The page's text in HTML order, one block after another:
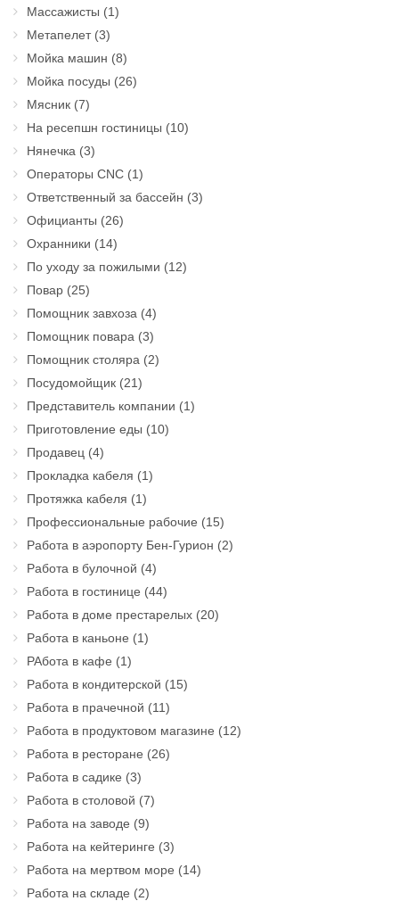
Массажисты (1)
Метапелет(3)
Мойка машин (8)
Мойка посуды (26)
Мясник (7)
На ресепшн гостиницы (10)
Нянечка (3)
Операторы CNC (1)
Ответственный за бассейн (3)
Официанты (26)
Охранники (14)
По уходу за пожилыми (12)
Повар (25)
Помощник завхоза (4)
Помощник повара (3)
Помощник столяра (2)
Посудомойщик (21)
Представитель компании (1)
Приготовление еды (10)
Продавец (4)
Прокладка кабеля (1)
Протяжка кабеля (1)
Профессиональные рабочие (15)
Работа в аэропорту Бен-Гурион (2)
Работа в булочной (4)
Работа в гостинице (44)
Работа в доме престарелых (20)
Работа в каньоне (1)
РАбота в кафе (1)
Работа в кондитерской (15)
Работа в прачечной (11)
Работа в продуктовом магазине (12)
Работа в ресторане (26)
Работа в садике (3)
Работа в столовой (7)
Работа на заводе (9)
Работа на кейтеринге (3)
Работа на мертвом море (14)
Работа на складе (2)